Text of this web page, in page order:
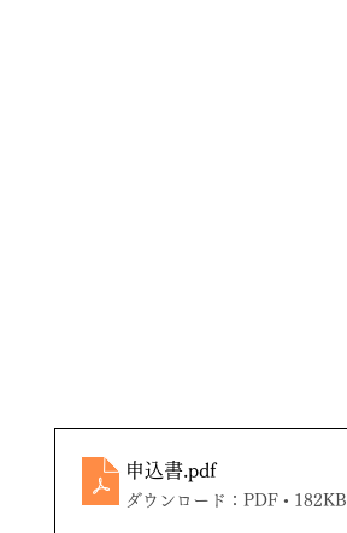
申込書.pdf
ダウンロード：PDF • 182KB